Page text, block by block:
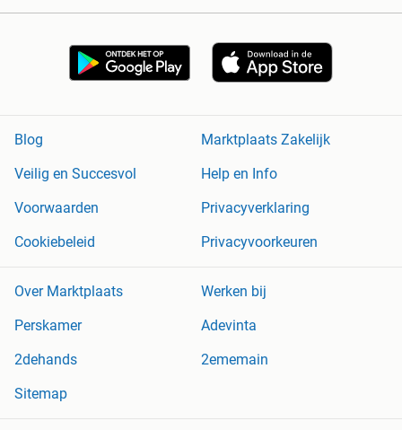
Blog
Marktplaats Zakelijk
Veilig en Succesvol
Help en Info
Voorwaarden
Privacyverklaring
Cookiebeleid
Privacyvoorkeuren
Over Marktplaats
Werken bij
Perskamer
Adevinta
2dehands
2ememain
Sitemap